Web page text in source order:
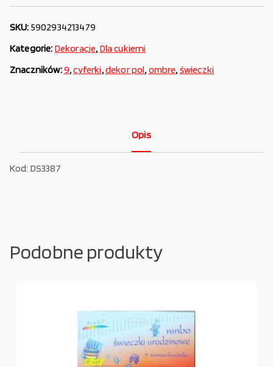
SKU: 5902934213479
Kategorie: Dekoracje, Dla cukierni
Znaczników:9,cyferki,dekor pol, ombre, świeczki
Opis
Kod: DS3387
Podobne produkty